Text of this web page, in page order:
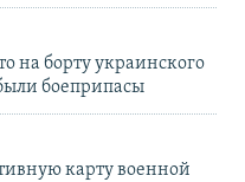
на борту украинского
боеприпасы
карту военной